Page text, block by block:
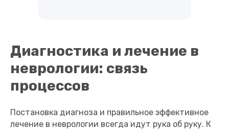
Диагностика и лечение в
неврологии: связь
процессов
Постановка диагноза и правильное эффективное
лечение в неврологии всегда идут рука об руку. К